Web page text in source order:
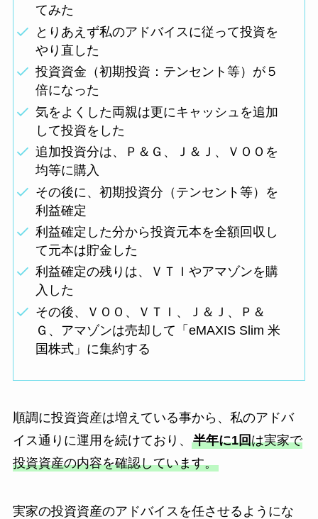
てみた
とりあえず私のアドバイスに従って投資を
やり直した
投資資金（初期投資：テンセント等）が５
倍になった
気をよくした両親は更にキャッシュを追加
して投資をした
追加投資分は、Ｐ＆Ｇ、Ｊ＆Ｊ、ＶＯＯを
均等に購入
その後に、初期投資分（テンセント等）を
利益確定
利益確定した分から投資元本を全額回収し
て元本は貯金した
利益確定の残りは、ＶＴＩやアマゾンを購
入した
その後、ＶＯＯ、ＶＴＩ、Ｊ＆Ｊ、Ｐ＆
Ｇ、アマゾンは売却して「eMAXIS Slim 米
国株式」に集約する
順調に投資資産は増えている事から、私のアドバ
イス通りに運用を続けており、 半年に1回は実家で
投資資産の内容を確認しています。
実家の投資資産のアドバイスを任させるようにな